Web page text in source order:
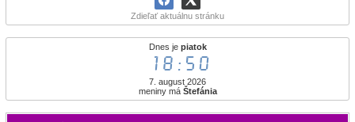
Zdieľať aktuálnu stránku
Dnes je piatok
18:50
7. august 2026
meniny má Štefánia